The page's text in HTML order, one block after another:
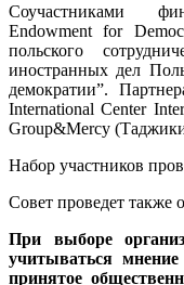
Соучастниками
Endowment for
польского
иностранных дел
демократии”.
International Center
Group&Mercy
Набор участников
Совет проведет также
При выборе
учитываться
принятое